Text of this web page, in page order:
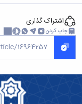
اشتراک گذاری
چاپ کردن